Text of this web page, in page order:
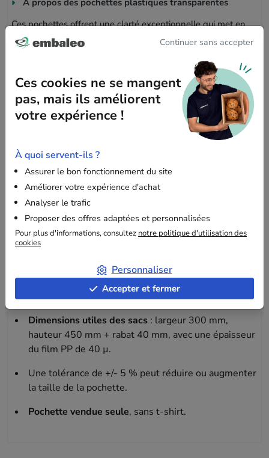
À propos des pochettes plastiques transparentes
Ces pochettes offrent une clarté exceptionnelle qui met en
valeur le contenu, tout en le protégeant de la poussière. Elles
sont parfaites pour
emballer, conditionner, présenter et
Impression
Impression en noir d'un message de sécurité en bas du
sachet (en français, anglais et espagnol), trou de ventilation
et impression en noir du logo de recyclabilité "PP05" en bas
du sachet.
Informations complémentaires
Transparence et brillance
offre une grande transparence et une surface
brillante, idéale pour présenter les produits de
manière attrayante.
Facilité d'utilisation: fermeture adhésive
repositionnable pour une manipulation rapide et
efficace.
Dimensions utiles des sacs: largeur 300 mm,
hauteur 450 mm + rabat 40 mm, avec une épaisseur
du film PP de 40 µ.
Une tolérance de +/- 5 % peut réduire ou augmenter
la taille de la pochette.
Pochette vendue seule, sans t-shirt.
Continuer sans accepter
Ces cookies ne se mangent
pas, mais ils améliorent
votre expérience !
À quoi servent-ils ?
Assurer le bon fonctionnement du site
Améliorer votre expérience d'achat
Analyser le trafic
Proposer des offres adaptées et personnalisées
Pour plus d'informations, consultez notre politique d'utilisation des
cookies
Personnaliser
Accepter et fermer